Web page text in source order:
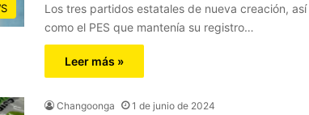
Los tres partidos estatales de nueva creación, así
como el PES que mantenía su registro…
Leer más »
Changoonga 1 de junio de 2024